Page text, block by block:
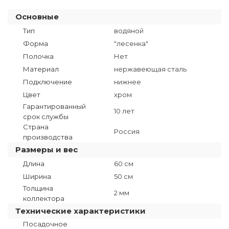
Основные
Тип
водяной
Форма
"лесенка"
Полочка
Нет
Материал
нержавеющая сталь
Подключение
нижнее
Цвет
хром
Гарантированный
срок службы
10 лет
Страна
производства
Россия
Размеры и вес
Длина
60 см
Ширина
50 см
Толщина
коллектора
2 мм
Технические характеристики
Посадочное